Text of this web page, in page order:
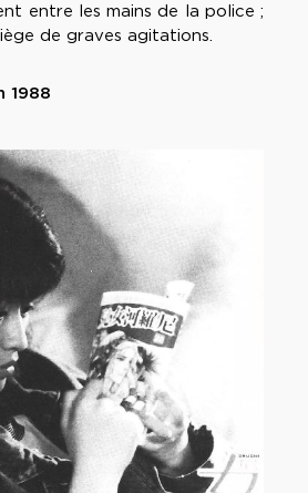
entre les mains de la police ;
de graves agitations.
1988